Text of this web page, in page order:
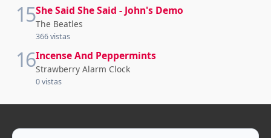
15She Said She Said - John's Demo
The Beatles
366 vistas
16Incense And Peppermints
Strawberry Alarm Clock
0 vistas